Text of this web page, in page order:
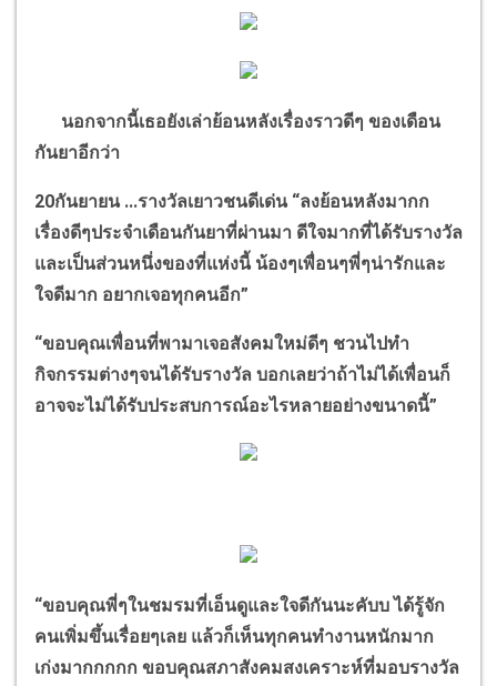
นอกจากนี้เธอยังเล่าย้อนหลังเรื่องราวดีๆ ของเดือน
กันยาอีกว่า
20กันยายน ...รางวัลเยาวชนดีเด่น“ลงย้อนหลังมากก
เรื่องดีๆประจำเดือนกันยาที่ผ่านมา ดีใจมากที่ได้รับรางวัล
และเป็นส่วนหนึ่งของที่แห่งนี้ น้องๆเพื่อนๆพี่ๆน่ารักและ
ใจดีมาก อยากเจอทุกคนอีก”
“ขอบคุณเพื่อนที่พามาเจอสังคมใหม่ดีๆ ชวนไปทำ
กิจกรรมต่างๆจนได้รับรางวัล บอกเลยว่าถ้าไม่ได้เพื่อนก็
อาจจะไม่ได้รับประสบการณ์อะไรหลายอย่างขนาดนี้”
“ขอบคุณพี่ๆในชมรมที่เอ็นดูและใจดีกันนะคับบ ได้รู้จัก
คนเพิ่มขึ้นเรื่อยๆเลย แล้วก็เห็นทุกคนทำงานหนักมาก
เก่งมากกกกก ขอบคุณสภาสังคมสงเคราะห์ที่มอบรางวัล